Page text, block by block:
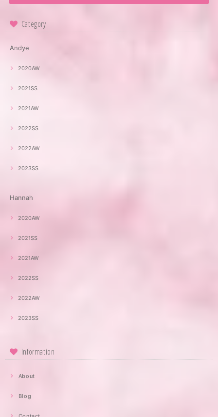
Category
Andye
2020AW
2021SS
2021AW
2022SS
2022AW
2023SS
Hannah
2020AW
2021SS
2021AW
2022SS
2022AW
2023SS
Information
About
Blog